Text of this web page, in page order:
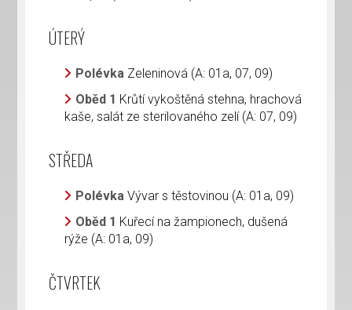
ÚTERÝ
Polévka Zeleninová (A: 01a, 07, 09)
Oběd 1 Krůtí vykoštěná stehna, hrachová
kaše, salát ze sterilovaného zelí (A: 07, 09)
STŘEDA
PolévkaVývar s těstovinou (A: 01a, 09)
Oběd 1 Kuřecí na žampionech, dušená
rýže (A: 01a, 09)
ČTVRTEK